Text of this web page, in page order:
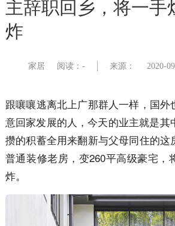
主辞职回乡，将一手
炸
家居 阅读：- 来源： 2020-
跟嚷嚷逃离北上广那群人一样，国外
意回家发展的人，今天的业主就是其
攒的积蓄全用来翻新与父母同住的
普通装修老房，变260平高级豪宅，
炸。